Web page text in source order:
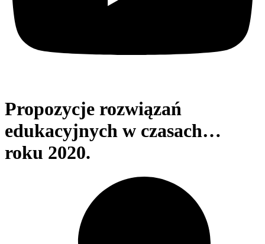
Propozycje rozwiązań
edukacyjnych w czasach…
roku 2020.